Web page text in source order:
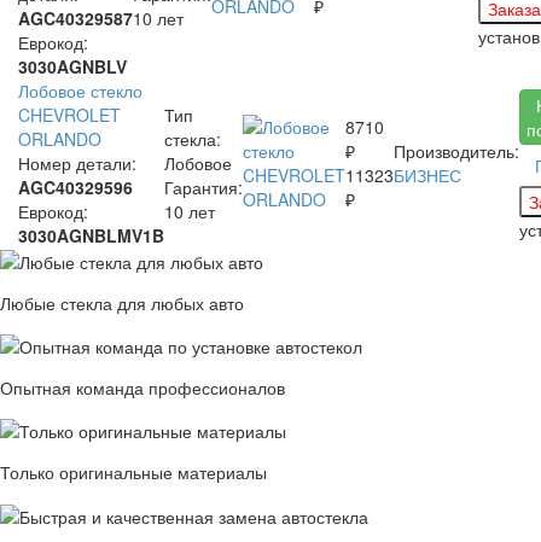
AGC40329587
Еврокод:
3030AGNBLV
10 лет
₽
Лобовое стекло
CHEVROLET
ORLANDO
Номер детали:
AGC40329596
Еврокод:
3030AGNBLMV1B
Тип
стекла:
Лобовое
Гарантия:
10 лет
8710
₽
11323
₽
Производитель:
БИЗНЕС
Любые стекла для любых авто
Опытная команда профессионалов
Только оригинальные материалы